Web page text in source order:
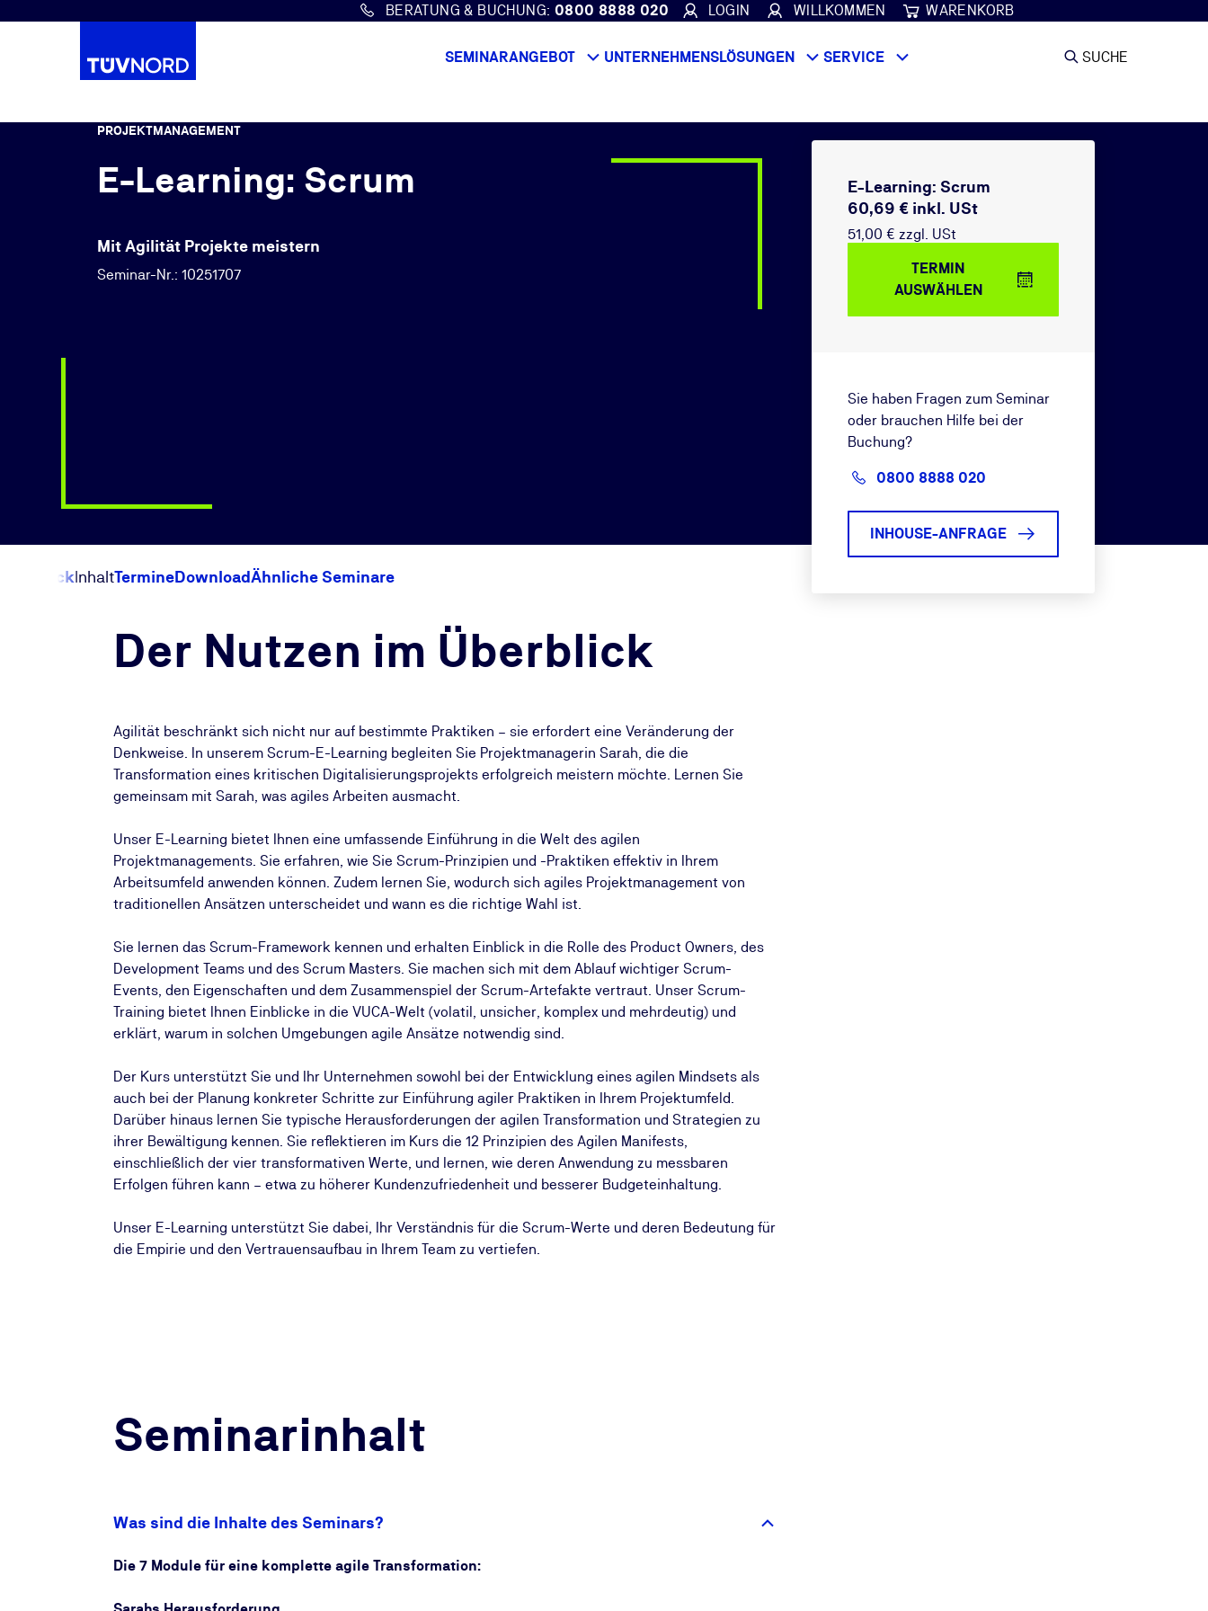
Springe zum Hauptinhalt
BERATUNG & BUCHUNG: 0800 8888 020 LOGIN WILLKOMMEN WARENKORB
SEMINARANGEBOT UNTERNEHMENSLÖSUNGEN SERVICE SUCHE
PROJEKTMANAGEMENT
E-Learning: Scrum
Mit Agilität Projekte meistern
Seminar-Nr.: 10251707
ÜberblickInhaltTermineDownloadÄhnliche Seminare
Der Nutzen im Überblick
Agilität beschränkt sich nicht nur auf bestimmte Praktiken – sie erfordert eine Veränderung der
Denkweise. In unserem Scrum-E-Learning begleiten Sie Projektmanagerin Sarah, die die
Transformation eines kritischen Digitalisierungsprojekts erfolgreich meistern möchte. Lernen Sie
gemeinsam mit Sarah, was agiles Arbeiten ausmacht.
Unser E-Learning bietet Ihnen eine umfassende Einführung in die Welt des agilen
Projektmanagements. Sie erfahren, wie Sie Scrum-Prinzipien und -Praktiken effektiv in Ihrem
Arbeitsumfeld anwenden können. Zudem lernen Sie, wodurch sich agiles Projektmanagement von
traditionellen Ansätzen unterscheidet und wann es die richtige Wahl ist.
Sie lernen das Scrum-Framework kennen und erhalten Einblick in die Rolle des Product Owners, des
Development Teams und des Scrum Masters. Sie machen sich mit dem Ablauf wichtiger Scrum-
Events, den Eigenschaften und dem Zusammenspiel der Scrum-Artefakte vertraut. Unser Scrum-
Training bietet Ihnen Einblicke in die VUCA-Welt (volatil, unsicher, komplex und mehrdeutig) und
erklärt, warum in solchen Umgebungen agile Ansätze notwendig sind.
Der Kurs unterstützt Sie und Ihr Unternehmen sowohl bei der Entwicklung eines agilen Mindsets als
auch bei der Planung konkreter Schritte zur Einführung agiler Praktiken in Ihrem Projektumfeld.
Darüber hinaus lernen Sie typische Herausforderungen der agilen Transformation und Strategien zu
ihrer Bewältigung kennen. Sie reflektieren im Kurs die 12 Prinzipien des Agilen Manifests,
einschließlich der vier transformativen Werte, und lernen, wie deren Anwendung zu messbaren
Erfolgen führen kann – etwa zu höherer Kundenzufriedenheit und besserer Budgeteinhaltung.
Unser E-Learning unterstützt Sie dabei, Ihr Verständnis für die Scrum-Werte und deren Bedeutung für
die Empirie und den Vertrauensaufbau in Ihrem Team zu vertiefen.
Seminarinhalt
Was sind die Inhalte des Seminars?
Die 7 Module für eine komplette agile Transformation:
E-Learning: Scrum
60,69 € inkl. USt
51,00 € zzgl. USt
TERMIN
AUSWÄHLEN
Sie haben Fragen zum Seminar
oder brauchen Hilfe bei der
Buchung?
0800 8888 020
INHOUSE-ANFRAGE